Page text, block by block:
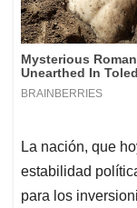
La nación, que
estabilidad
para los